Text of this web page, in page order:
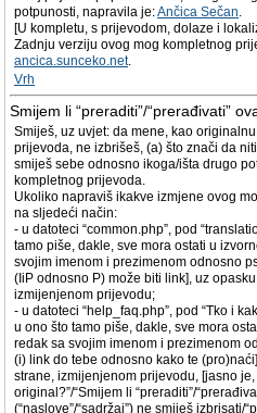
potpunosti, napravila je:Ančica Sečan.
[U kompletu, s prijevodom, dolaze i
Zadnju verziju ovog mog kompletnog
ancica.sunceko.net.
Vrh
Smijem li “preraditi”/“prerađivati”
Smiješ, uz uvjet: da mene, kao
prijevoda, ne izbrišeš, (a) što znači da
smiješ sebe odnosno ikoga/išta drugo
kompletnog prijevoda.
Ukoliko napraviš ikakve izmjene ovog
na sljedeći način:
- u datoteci “common.php”, pod
tamo piše, dakle, sve mora ostati u
svojim imenom i prezimenom odnosno
(IiP odnosno P) može biti link], uz
izmijenjenom prijevodu;
- u datoteci “help_faq.php”, pod “Tko i
u ono što tamo piše, dakle, sve mora
redak sa svojim imenom i prezimenom
(i) link do tebe odnosno kako te
strane, izmijenjenom prijevodu, [jasno
original?”/“Smijem li “preraditi”/
(“naslove”/“sadržaj”) ne smiješ izbrisati/